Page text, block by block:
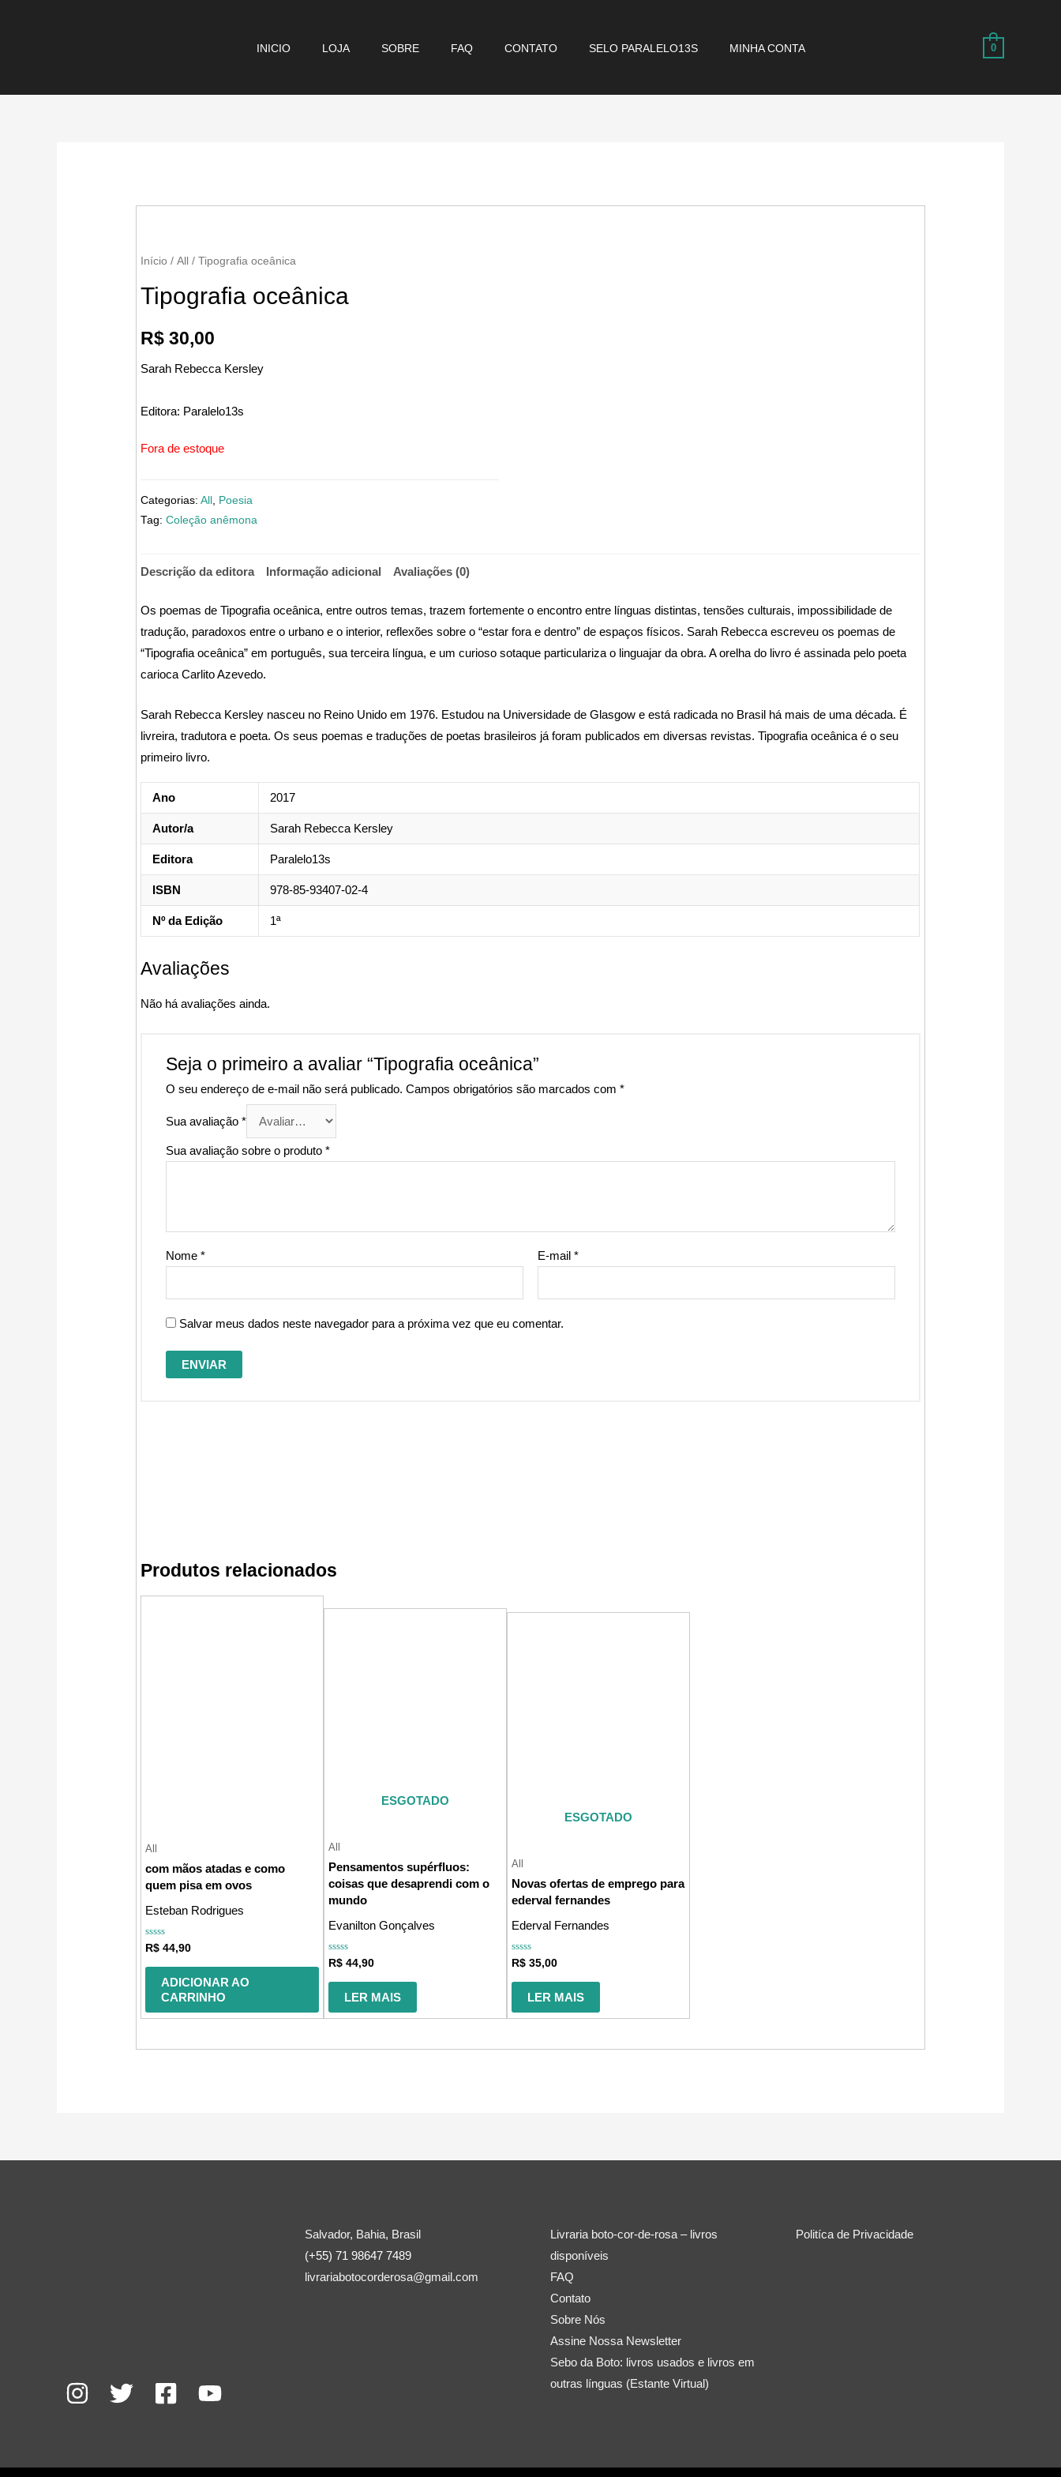
INICIO LOJA SOBRE FAQ CONTATO SELO PARALELO13S MINHA CONTA 0
Início /All / Tipografia oceânica
Tipografia oceânica
R$ 30,00
Sarah Rebecca Kersley
Editora: Paralelo13s
Fora de estoque
Categorias:All , Poesia
Tag:Coleção anêmona
Descrição da editora Informação adicional Avaliações (0)
Os poemas de Tipografia oceânica, entre outros temas, trazem fortemente o encontro entre línguas distintas, tensões culturais, impossibilidade de
tradução, paradoxos entre o urbano e o interior, reflexões sobre o “estar fora e dentro” de espaços físicos. Sarah Rebecca escreveu os poemas de
“Tipografia oceânica” em português, sua terceira língua, e um curioso sotaque particulariza o linguajar da obra. A orelha do livro é assinada pelo poeta
carioca Carlito Azevedo.
Sarah Rebecca Kersley nasceu no Reino Unido em 1976. Estudou na Universidade de Glasgow e está radicada no Brasil há mais de uma década. É
livreira, tradutora e poeta. Os seus poemas e traduções de poetas brasileiros já foram publicados em diversas revistas. Tipografia oceânica é o seu
primeiro livro.
Ano 2017
Autor/a Sarah Rebecca Kersley
Editora Paralelo13s
ISBN 978-85-93407-02-4
Nº da Edição 1ª
Avaliações
Não há avaliações ainda.
Seja o primeiro a avaliar “Tipografia oceânica”
O seu endereço de e-mail não será publicado. Campos obrigatórios são marcados com*
Sua avaliação*
Sua avaliação sobre o produto*
Nome* E-mail*
Salvar meus dados neste navegador para a próxima vez que eu comentar.
Produtos relacionados
All
com mãos atadas e como
quem pisa em ovos
Esteban Rodrigues
Avaliação
de
R$ 44,90
ADICIONAR AO
CARRINHO
ESGOTADO
All
Pensamentos supérfluos:
coisas que desaprendi com o
mundo
Evanilton Gonçalves
Avaliação
de
R$ 44,90
LER MAIS
ESGOTADO
All
Novas ofertas de emprego para
ederval fernandes
Ederval Fernandes
Avaliação
de
R$35,00
LER MAIS
Salvador, Bahia, Brasil
(+55) 71 98647 7489
livrariabotocorderosa@gmail.com
Livraria boto-cor-de-rosa – livros
disponíveis
FAQ
Contato
Sobre Nós
Assine Nossa Newsletter
Sebo da Boto: livros usados e livros em
outras línguas (Estante Virtual)
Politíca de Privacidade